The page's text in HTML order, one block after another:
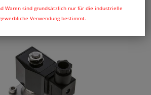
Waren sind grundsätzlich nur für die industrielle
Verwendung bestimmt.